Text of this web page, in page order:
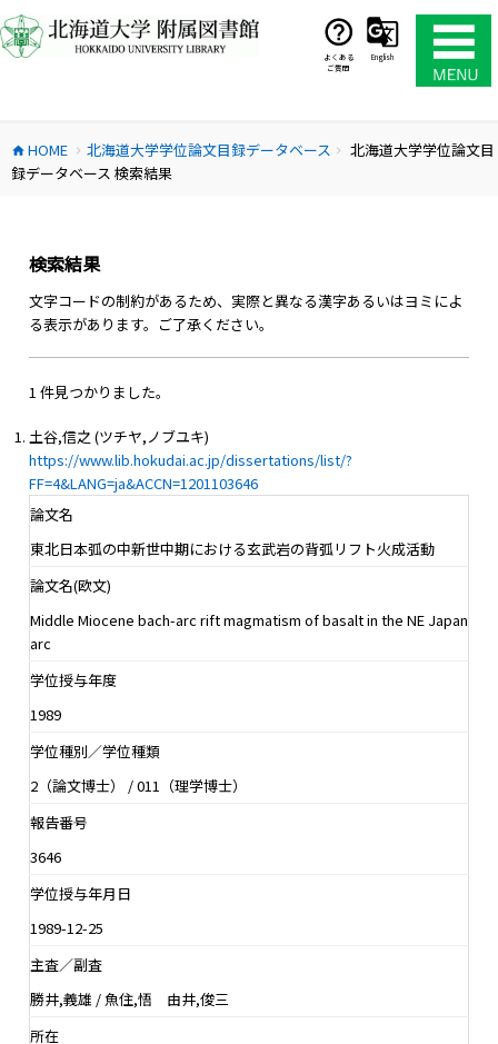
ン
テ
ス
キ
よくある
ご質問
English
home HOME chevron_right 北海道大学学位論文目録データベース chevron_right
北海道大学学位論文目
録データベース 検索結果
検索結果
文字コードの制約があるため、実際と異なる漢字あるいはヨミによ
る表示があります。ご了承ください。
1 件見つかりました。
土谷,信之 (ツチヤ,ノブユキ)
https://www.lib.hokudai.ac.jp/dissertations/list/?
FF=4&LANG=ja&ACCN=1201103646
論文名
東北日本弧の中新世中期における玄武岩の背弧リフト火成活動
論文名(欧文)
Middle Miocene bach-arc rift magmatism of basalt in the NE Japan
arc
学位授与年度
1989
学位種別／学位種類
2（論文博士） / 011（理学博士）
報告番号
3646
学位授与年月日
1989-12-25
主査／副査
勝井,義雄 / 魚住,悟 由井,俊三
所在